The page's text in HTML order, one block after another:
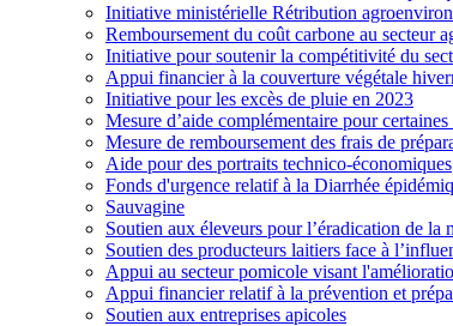
Initiative ministérielle Rétribution
Remboursement du coût carbone au secteur
Initiative pour soutenir la compétitivité du
Appui financier à la couverture végétale
Initiative pour les excès de pluie en 2023
Mesure d’aide complémentaire pour
Mesure de remboursement des frais de
Aide pour des portraits technico-économiques
Fonds d'urgence relatif à la Diarrhée
Sauvagine
Soutien aux éleveurs pour l’éradication de
Soutien des producteurs laitiers face à
Appui au secteur pomicole visant
Appui financier relatif à la prévention et
Soutien aux entreprises apicoles